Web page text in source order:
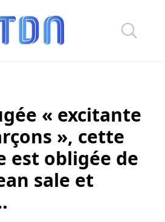
« excitante
», cette
est obligée de
sale et